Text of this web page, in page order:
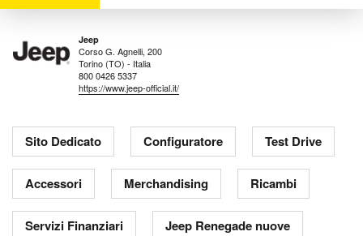
Jeep
Corso G. Agnelli, 200
Torino (TO) - Italia
800 0426 5337
https://www.jeep-official.it/
Sito Dedicato Configuratore Test Drive
Accessori Merchandising Ricambi
Servizi Finanziari Jeep Renegade nuove